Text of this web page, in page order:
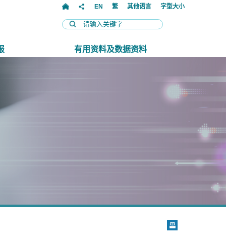
EN 繁 其他语言 字型大小
有用资料及数据资料